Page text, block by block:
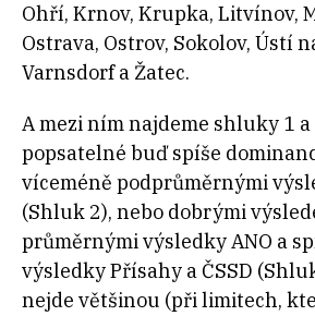
Ohří, Krnov, Krupka, Litvínov,
Ostrava, Ostrov, Sokolov, Ústí
Varnsdorf a Žatec.
A mezi ním najdeme shluky 1
popsatelné buď spíše
víceméně podprůměrnými
(Shluk 2), nebo dobrými
průměrnými výsledky ANO a
výsledky Přísahy a ČSSD
nejde většinou (při limitech,